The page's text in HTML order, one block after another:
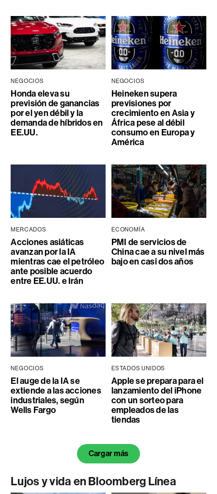
NEGOCIOS
Honda eleva su
previsión de ganancias
por el yen débil y la
demanda de híbridos en
EE.UU.
NEGOCIOS
Heineken supera
previsiones por
crecimiento en Asia y
África pese al débil
consumo en Europa y
América
MERCADOS
Acciones asiáticas
avanzan por la IA
mientras cae el petróleo
ante posible acuerdo
entre EE.UU. e Irán
ECONOMÍA
PMI de servicios de
China cae a su nivel más
bajo en casi dos años
NEGOCIOS
El auge de la IA se
extiende a las acciones
industriales, según
Wells Fargo
ESTADOS UNIDOS
Apple se prepara para el
lanzamiento del iPhone
con un sorteo para
empleados de las
tiendas
Cargar más
Lujos y vida en Bloomberg Línea